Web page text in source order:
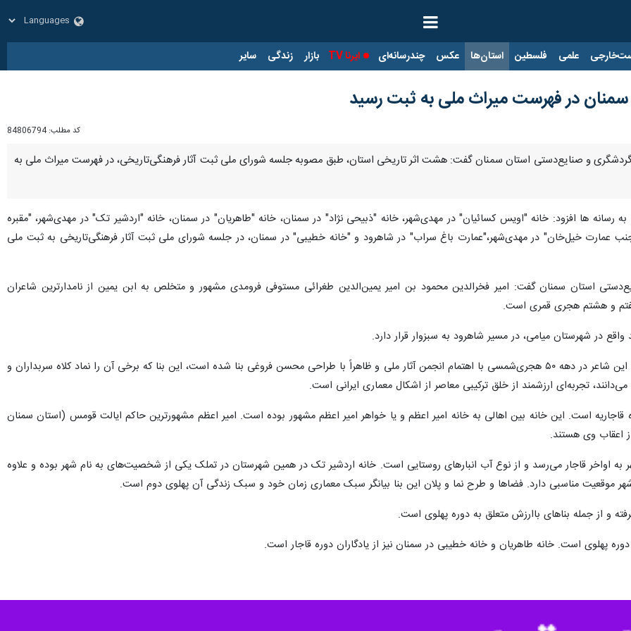
علمی فلسطین استان‌ها عکس چندرسانه‌ای ایرنا TV بازار زندگی سایر
در فهرست میراث ملی به ثبت رسید
کد مطلب: 84806794